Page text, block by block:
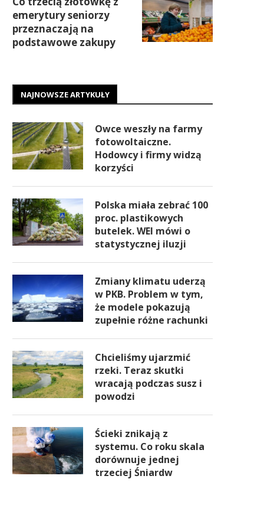
emerytury seniorzy
przeznaczają na
podstawowe zakupy
NAJNOWSZE ARTYKUŁY
Owce weszły na farmy
fotowoltaiczne.
Hodowcy i firmy widzą
korzyści
Polska miała zebrać 100
proc. plastikowych
butelek. WEI mówi o
statystycznej iluzji
Zmiany klimatu uderzą
w PKB. Problem w tym,
że modele pokazują
zupełnie różne rachunki
Chcieliśmy ujarzmić
rzeki. Teraz skutki
wracają podczas susz i
powodzi
Ścieki znikają z
systemu. Co roku skala
dorównuje jednej
trzeciej Śniardw